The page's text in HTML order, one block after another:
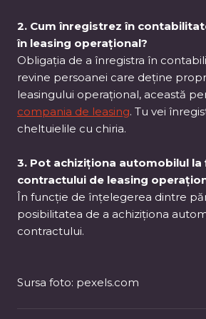
2. Cum înregistrez în
în leasing operațional?
Obligația de a înregistra în
revine persoanei care deține
leasingului operațional, această
compania de leasing. Tu vei
cheltuielile cu chiria.
3. Pot achiziționa automobilul la
contractului de leasing
În funcție de înțelegerea dintre
posibilitatea de a achiziționa
contractului.
Sursa foto: pexels.com